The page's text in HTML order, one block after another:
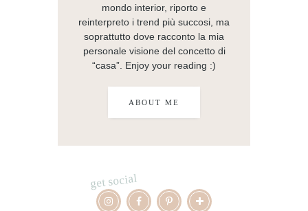
mondo interior, riporto e
reinterpreto i trend più succosi, ma
soprattutto dove racconto la mia
personale visione del concetto di
“casa”. Enjoy your reading :)
ABOUT ME
get social